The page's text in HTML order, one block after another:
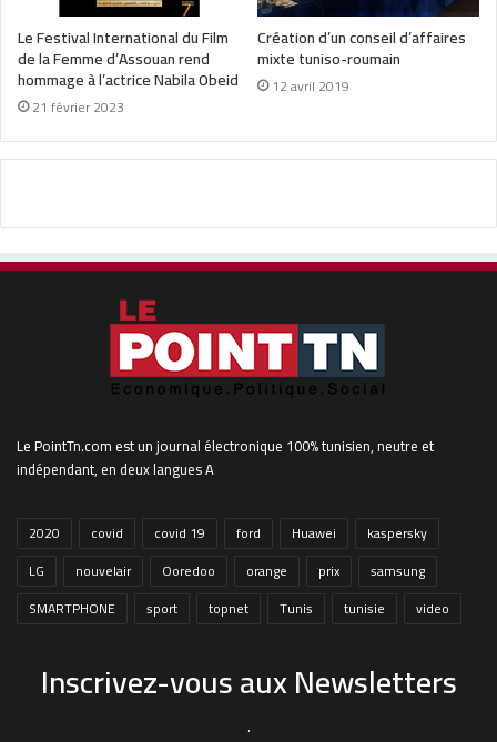
Le Festival International du Film
de la Femme d’Assouan rend
hommage à l’actrice Nabila Obeid
21 février 2023
Création d’un conseil d’affaires
mixte tuniso-roumain
12 avril 2019
Le PointTn.com est un journal électronique 100% tunisien, neutre et
indépendant, en deux langues A
2020 covid covid 19 ford Huawei
kaspersky
LG
nouvelair Ooredoo orange prix
samsung
SMARTPHONE
sport topnet Tunis tunisie video
Inscrivez-vous aux Newsletters
.